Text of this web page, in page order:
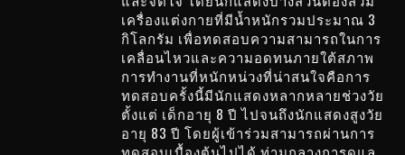
เครื่องแต่งกายที่มีน้ำหนักรวมประมาณ 3
กิโลกรัม เพื่อทดสอบความสามารถในการ
เคลื่อนไหวและความอดทนภายใต้สภาพ
การทำงานที่หนักหน่วงที่น่าสนใจคือการ
ทดสอบครั้งนี้มีนักแสดงหลากหลายช่วงวัย
ตั้งแต่ เด็กอายุ 8 ปี ไปจนถึงนักแสดงสูงวัย
อายุ 83 ปี โดยผู้เข้าร่วมสามารถผ่านการ